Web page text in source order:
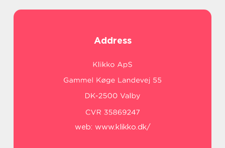
Address
web: www.klikko.dk/